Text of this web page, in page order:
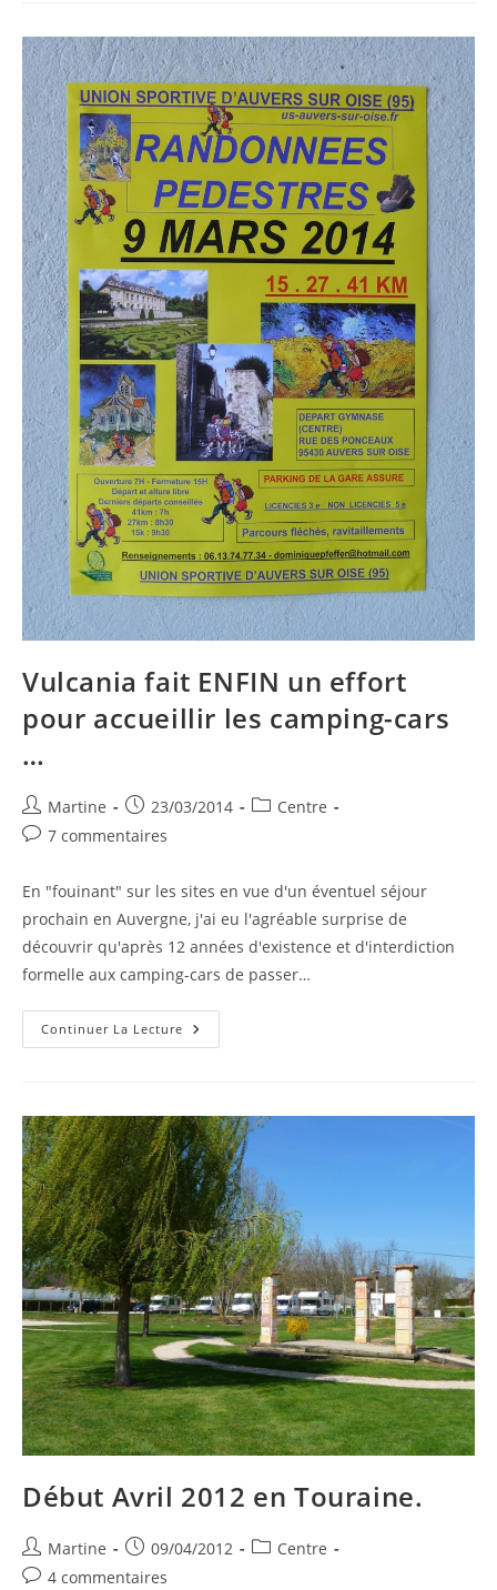
Auxerre
Vulcania fait ENFIN un effort
pour accueillir les camping-cars
…
Auteur/autrice
de
Martine
Publication
publiée :
23/03/2014
PostCentre
Commentaires
la
7 commentaires
En "fouinant" sur les sites en vue d'un éventuel séjour
prochain en Auvergne, j'ai eu l'agréable surprise de
découvrir qu'après 12 années d'existence et d'interdiction
formelle aux camping-cars de passer…
Continuer La Lecture Vulcania
Fait
Accueillir
Les
Camping-
Cars
…
Début Avril 2012 en Touraine.
Auteur/autrice
de
Martine
Publication
publiée :
09/04/2012
PostCentre
Commentaires
4 commentaires